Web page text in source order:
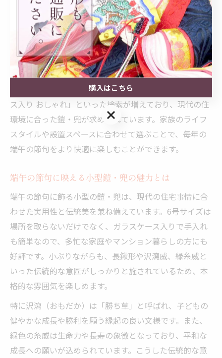
た、ケースの素材も大切で、アクリルケースは割れにく
い反面、ガラスケースは透明度が高く、長期間美しい状
態を保ちやすい特徴があります。お子様の成長と家族の
安全を願うなら、見た目の美しさと実用性のバランスを
考えて選ぶのがおすすめです。
実際に「兜 端午の節句 コンパクト」や「五 月人形 ケー
ス入り おしゃれ」といった検索が増えており、現代の住
環境に合った鎧・兜が求められています。家族のライフ
スタイルや設置スペースに合わせて選ぶことで、毎年の
端午の節句をより快適に楽しむことができます。
端午の節句に映える小型鎧・兜の魅力とは
端午の節句に飾る小型の鎧・兜は、現代の住宅事情に合
わせた実用性と伝統美を兼ね備えています。6号サイズは
場所を取らないだけでなく、ガラスケース入りで手入れ
も簡単なので、多忙な家庭やマンション暮らしの方にも
好評です。小ぶりながらも、長鍬形や沢瀉威、緑糸威と
いった伝統的な意匠がしっかりと施されているため、本
格的な雰囲気を楽しめます。
特に沢瀉（おもだか）は「勝ち草」と呼ばれ、子どもの
健やかな成長や勝利を願う縁起の良い文様です。また、
緑色の糸威は生命力や長寿の象徴となっており、平和な
成長への願いが込められています。こうした伝統的な意
購入はこちら
購入はこちら